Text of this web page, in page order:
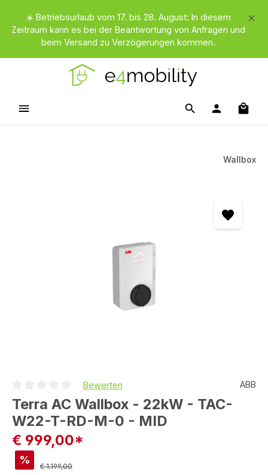
Zum Hauptinhalt springen
☀️ Betriebsurlaub vom 17. bis 28. August: In diesem
Zeitraum kann es bei der Beantwortung von Anfragen und
beim Versand zu Verzögerungen kommen.
Wallbox
Durchschnittliche Bewertung von 0 von 5 Sternen
Bewerten ABB
Terra AC Wallbox - 22kW - TAC-
W22-T-RD-M-0 - MID
€ 999,00*
% Regulärer Preis:
€ 1.199,00